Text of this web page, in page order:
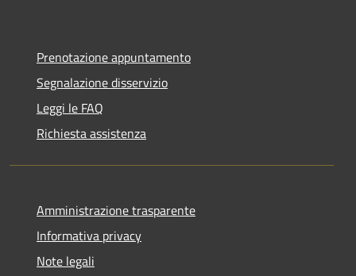
Prenotazione appuntamento
Segnalazione disservizio
Leggi le FAQ
Richiesta assistenza
Amministrazione trasparente
Informativa privacy
Note legali